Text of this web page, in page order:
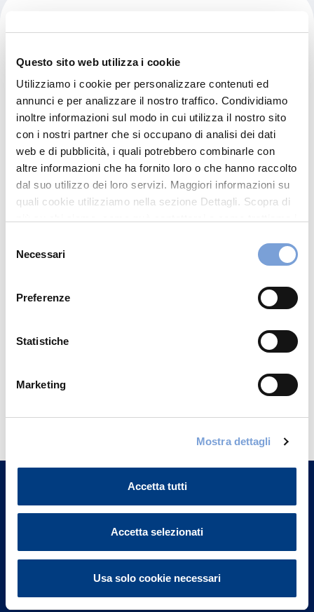
Questo sito web utilizza i cookie
Utilizziamo i cookie per personalizzare contenuti ed
annunci e per analizzare il nostro traffico. Condividiamo
inoltre informazioni sul modo in cui utilizza il nostro sito
con i nostri partner che si occupano di analisi dei dati
web e di pubblicità, i quali potrebbero combinarle con
altre informazioni che ha fornito loro o che hanno raccolto
dal suo utilizzo dei loro servizi. Maggiori informazioni su
quali cookie utilizziamo nella sezione Dettagli. Scopra di
può trovare nel footer del sito nella sezione "Informativa
delNecessari
Preferenze
Statistiche
Marketing
Mostra dettagli
Accetta tutti
Accetta selezionati
Usa solo cookie necessari
Via San Bellino 24/bis
35020 Albignasego (PD)
Indicazioni
0496894891
AUTOFF.SALVO@GMAIL.COM
Trova l'Agenzia più vicina a te e parla con
un nostro Agente.
Contattaci